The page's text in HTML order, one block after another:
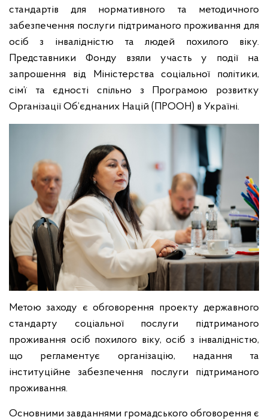
стандартів для нормативного та методичного
забезпечення послуги підтриманого проживання для
осіб з інвалідністю та людей похилого віку.
Представники Фонду взяли участь у події на
запрошення від Міністерства соціальної політики,
сім’ї та єдності спільно з Програмою розвитку
Організації Об’єднаних Націй (ПРООН) в Україні.
Метою заходу є обговорення проекту державного
стандарту соціальної послуги підтриманого
проживання осіб похилого віку, осіб з інвалідністю,
що регламентує організацію, надання та
інституційне забезпечення послуги підтриманого
проживання.
Основними завданнями громадського обговорення є